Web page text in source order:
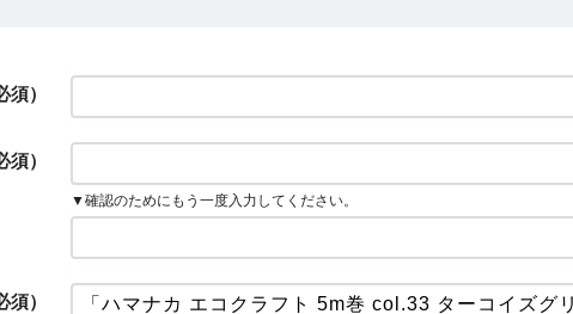
須）
須）
▼確認のためにもう一度入力してください。
須）